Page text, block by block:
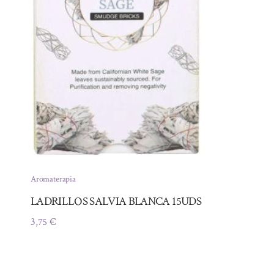
Aromaterapia
LADRILLOS SALVIA BLANCA 15UDS
3,75€